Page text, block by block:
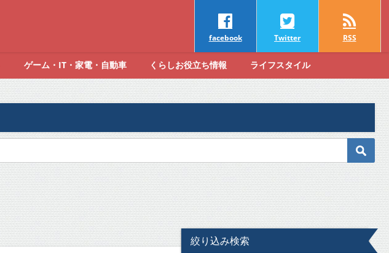
facebook Twitter RSS
ゲーム・IT・家電・自動車 くらしお役立ち情報 ライフスタイル
絞り込み検索